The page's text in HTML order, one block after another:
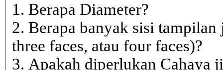
1. Berapa Diameter?
2. Berapa banyak sisi
three faces, atau four faces)?
3. Apakah diperlukan Cahaya